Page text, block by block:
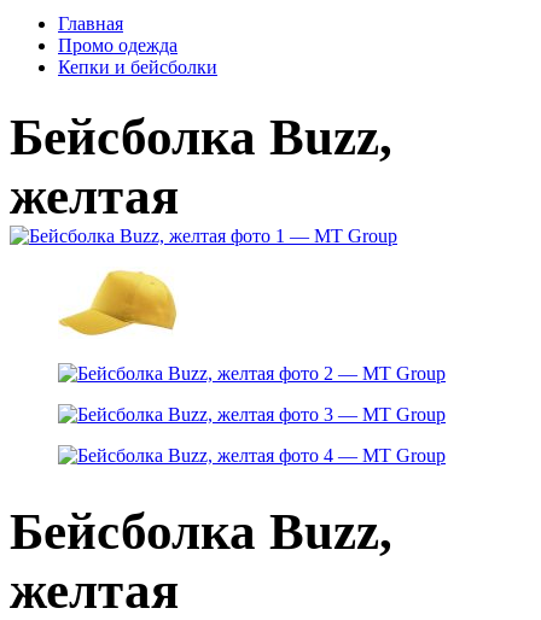
Главная
Промо одежда
Кепки и бейсболки
Бейсболка Buzz,
желтая
Бейсболка Buzz,
желтая